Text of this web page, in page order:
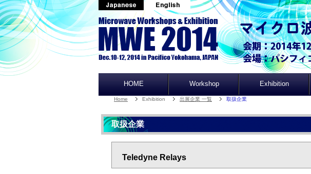
HOME Workshop Exhibition
Home Exhibition 出展企業 一覧 取扱企業
取扱企業
Teledyne Relays